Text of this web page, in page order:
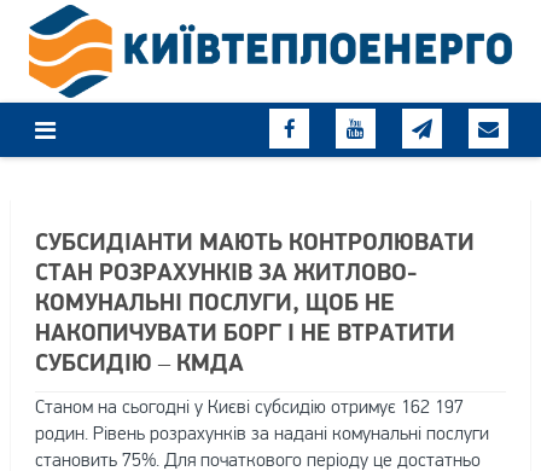
content
СУБСИДІАНТИ МАЮТЬ КОНТРОЛЮВАТИ
СТАН РОЗРАХУНКІВ ЗА ЖИТЛОВО-
КОМУНАЛЬНІ ПОСЛУГИ, ЩОБ НЕ
НАКОПИЧУВАТИ БОРГ І НЕ ВТРАТИТИ
СУБСИДІЮ – КМДА
Станом на сьогодні у Києві субсидію отримує 162 197
родин. Рівень розрахунків за надані комунальні послуги
становить 75%. Для початкового періоду це достатньо